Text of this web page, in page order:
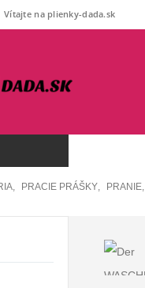
Vítajte na plienky-dada.sk
, PRACIE PRÁŠKY, PRANIE,